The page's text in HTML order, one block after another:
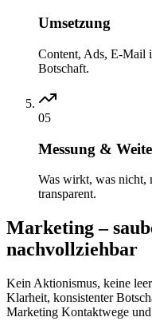
Umsetzung
Content, Ads, E-Mail
Botschaft.
05
Messung &
Was wirkt, was nicht,
transparent.
Marketing –
nachvollziehbar
Kein Aktionismus, keine
Klarheit, konsistenter
Marketing Kontaktwege